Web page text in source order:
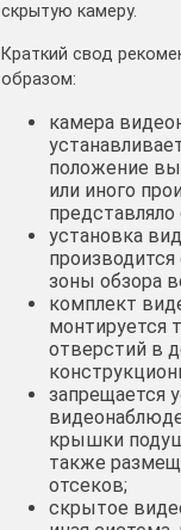
скрытую камеру.
Краткий свод
образом:
камера
положение
или иного
установка
зоны обзора
комплект
монтируется
отверстий в
запрещается
крышки
также
отсеков;
скрытое